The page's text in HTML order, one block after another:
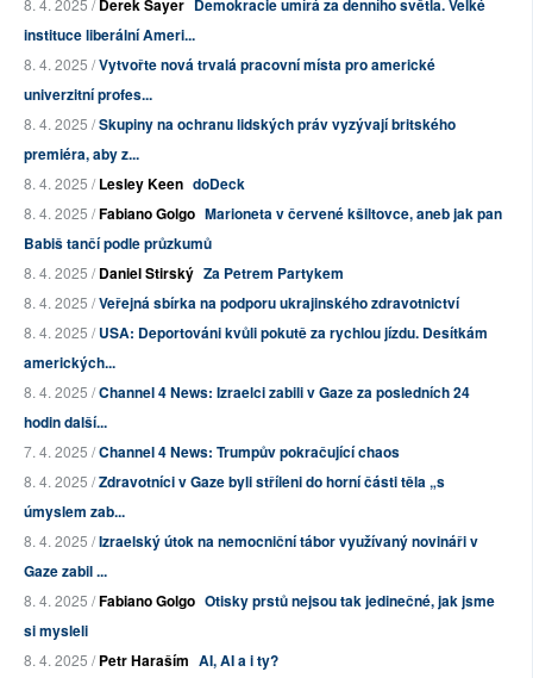
8. 4. 2025 / Derek Sayer Demokracie umírá za denního světla. Velké
instituce liberální Ameri...
8. 4. 2025 /Vytvořte nová trvalá pracovní místa pro americké
univerzitní profes...
8. 4. 2025 /Skupiny na ochranu lidských práv vyzývají britského
premiéra, aby z...
8. 4. 2025 /Lesley Keen doDeck
8. 4. 2025 /Fabiano Golgo Marioneta v červené kšiltovce, aneb jak pan
Babiš tančí podle průzkumů
8. 4. 2025 /Daniel Stirský Za Petrem Partykem
8. 4. 2025 /Veřejná sbírka na podporu ukrajinského zdravotnictví
8. 4. 2025 /USA: Deportováni kvůli pokutě za rychlou jízdu. Desítkám
amerických...
8. 4. 2025 /Channel 4 News: Izraelci zabili v Gaze za posledních 24
hodin další...
7. 4. 2025 /Channel 4 News: Trumpův pokračující chaos
8. 4. 2025 /Zdravotníci v Gaze byli stříleni do horní části těla „s
úmyslem zab...
8. 4. 2025 /Izraelský útok na nemocniční tábor využívaný novináři v
Gaze zabil ...
8. 4. 2025 /Fabiano Golgo Otisky prstů nejsou tak jedinečné, jak jsme
si mysleli
8. 4. 2025 /Petr Haraším AI, AI a i ty?